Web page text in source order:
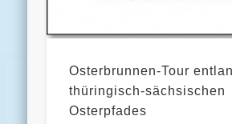
Osterbrunnen-Tour
thüringisch-sächsischen
Osterpfades